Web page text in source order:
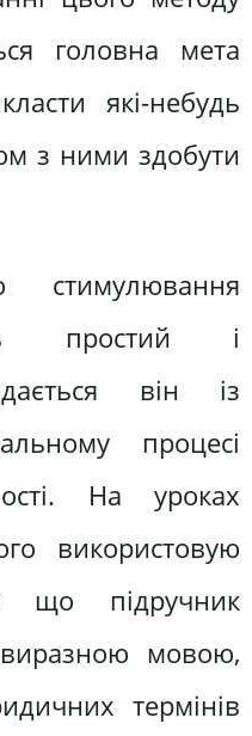
головна мета
які-небудь
з ними здобути
стимулювання
простий і
він із
процесі
На уроках
використовую
що підручник
мовою,
термінів